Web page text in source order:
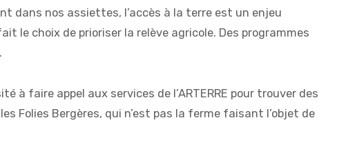
dans nos assiettes, l’accès à la terre est un enjeu
le choix de prioriser la relève agricole. Des programmes
faire appel aux services de l’ARTERRE pour trouver des
Folies Bergères, qui n’est pas la ferme faisant l’objet de